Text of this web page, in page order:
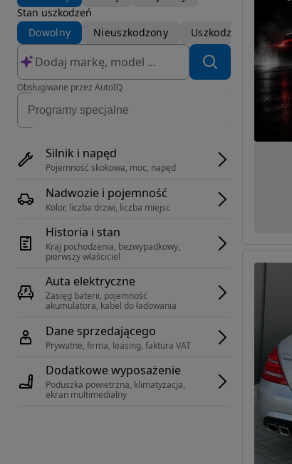
Stan uszkodzeń
Dowolny
Nieuszkodzony Uszkodzony
Obsługiwane przez AutoIQ
Silnik i napęd
Pojemność skokowa, moc, napęd
Nadwozie i pojemność
Kolor, liczba drzwi, liczba miejsc
Historia i stan
Kraj pochodzenia, bezwypadkowy,
pierwszy właściciel
Auta elektryczne
Zasięg baterii, pojemność
akumulatora, kabel do ładowania
Dane sprzedającego
Prywatne, firma, leasing, faktura VAT
Dodatkowe wyposażenie
Poduszka powietrzna, klimatyzacja,
ekran multimedialny